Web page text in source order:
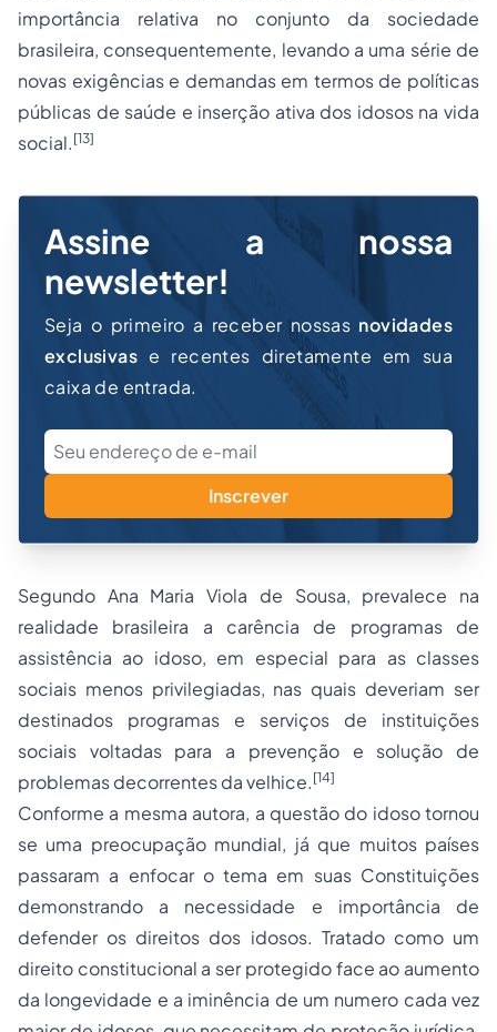
importância relativa no conjunto da sociedade
brasileira, consequentemente, levando a uma série de
novas exigências e demandas em termos de políticas
públicas de saúde e inserção ativa dos idosos na vida
social. [13]
Assine a nossa
newsletter!
Seja o primeiro a receber nossas novidades
exclusivas e recentes diretamente em sua
caixa de entrada.
Inscrever
Segundo Ana Maria Viola de Sousa, prevalece na
realidade brasileira a carência de programas de
assistência ao idoso, em especial para as classes
sociais menos privilegiadas, nas quais deveriam ser
destinados programas e serviços de instituições
sociais voltadas para a prevenção e solução de
problemas decorrentes da velhice. [14]
Conforme a mesma autora, a questão do idoso tornou
se uma preocupação mundial, já que muitos países
passaram a enfocar o tema em suas Constituições
demonstrando a necessidade e importância de
defender os direitos dos idosos. Tratado como um
direito constitucional a ser protegido face ao aumento
da longevidade e a iminência de um numero cada vez